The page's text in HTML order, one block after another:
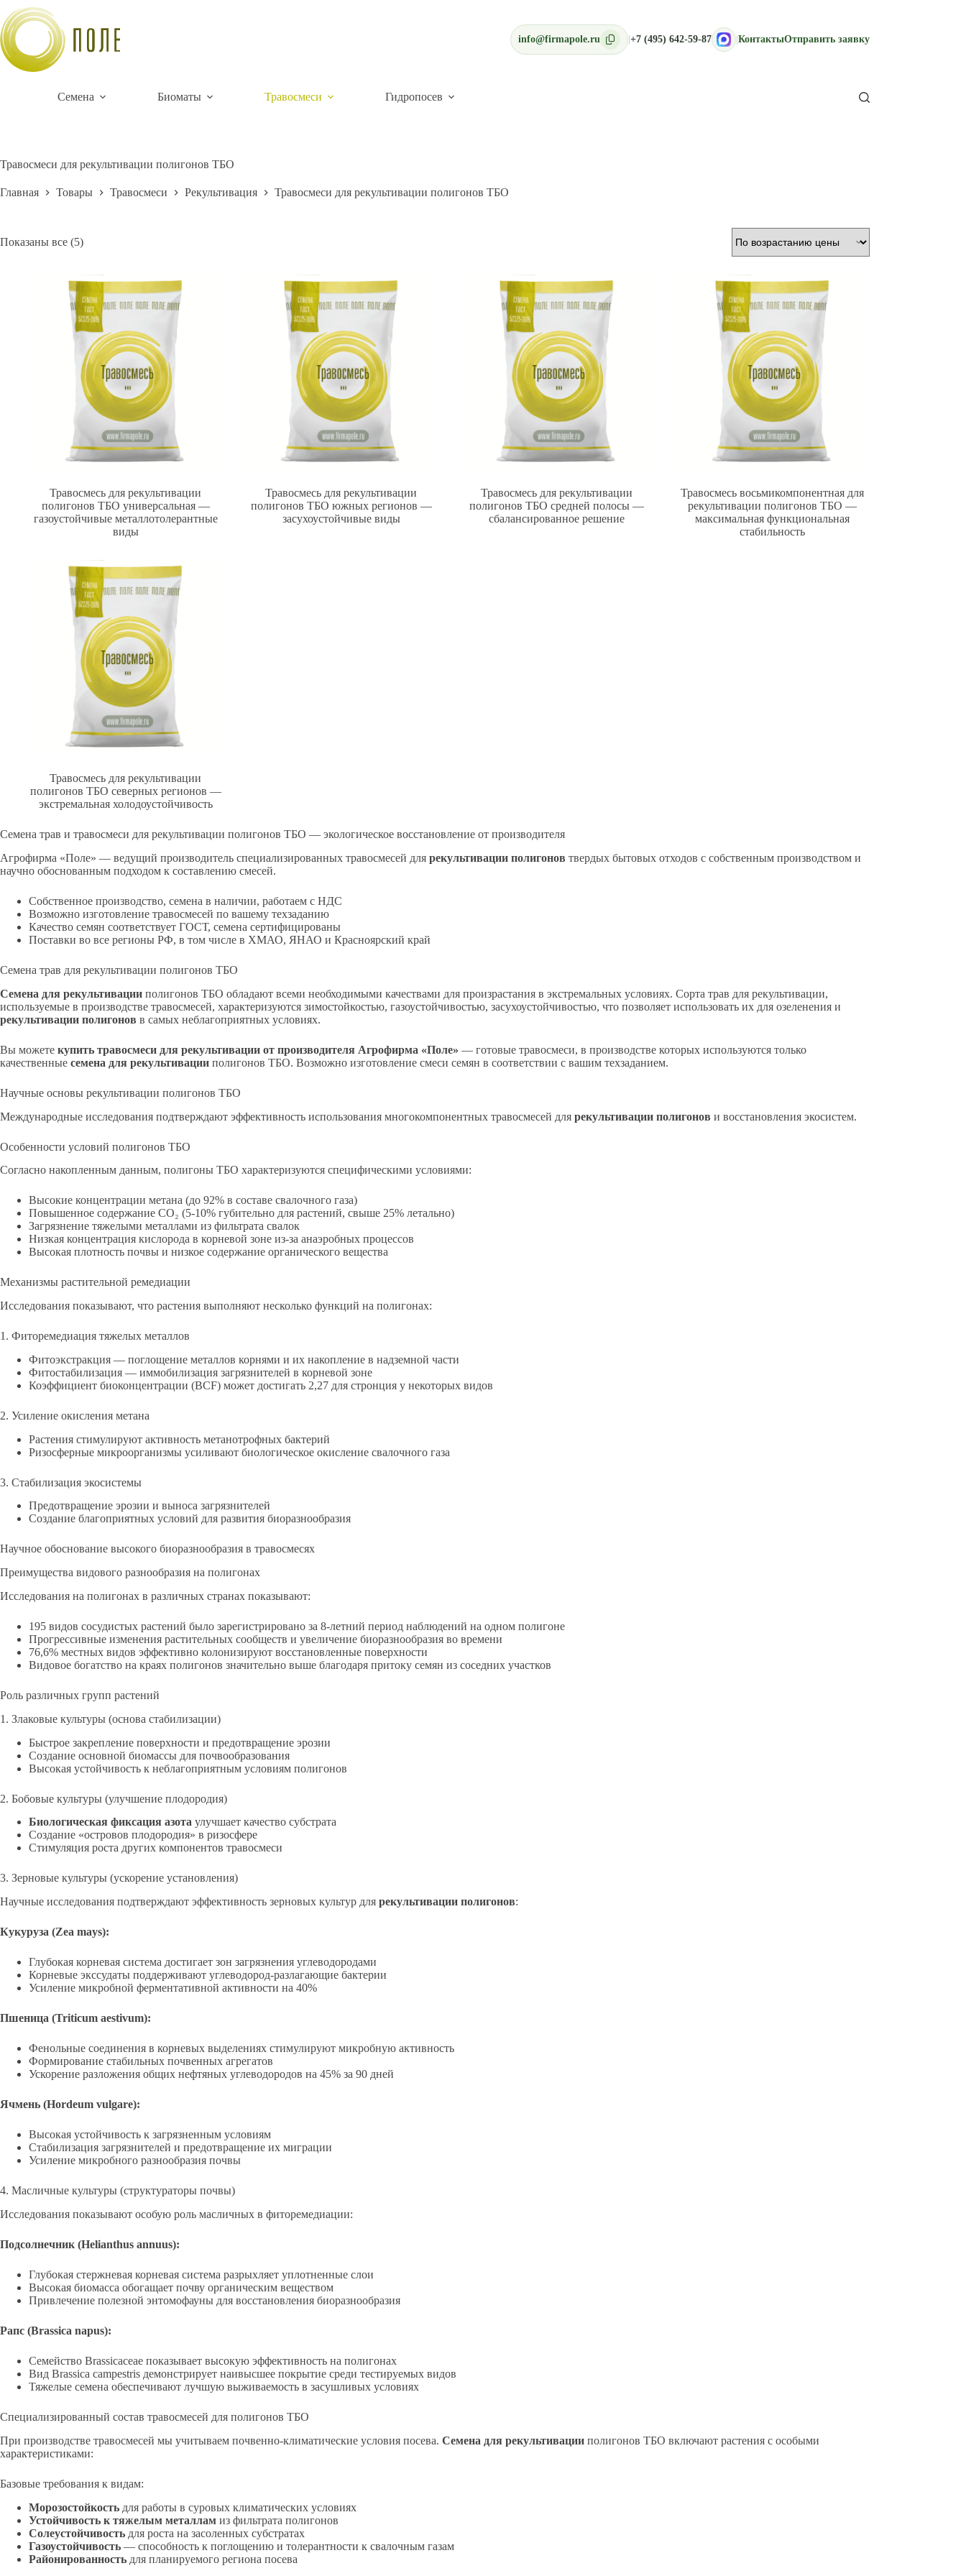
Перейти
сути
info@firmapole.ru | +7 (495) 642-59-87 | КонтактыОтправить заявку
Семена Биоматы Травосмеси Гидропосев
Травосмеси для рекультивации полигонов ТБО
Главная Товары Травосмеси Рекультивация Травосмеси для рекультивации полигонов ТБО
Показаны все (5)Цены:
Травосмесь для рекультивации
полигонов ТБО универсальная —
газоустойчивые металлотолерантные
виды
Травосмесь для рекультивации
полигонов ТБО южных регионов —
засухоустойчивые виды
Травосмесь для рекультивации
полигонов ТБО средней полосы —
сбалансированное решение
Травосмесь восьмикомпонентная для
рекультивации полигонов ТБО —
максимальная функциональная
стабильность
Травосмесь для рекультивации
полигонов ТБО северных регионов —
экстремальная холодоустойчивость
Семена трав и травосмеси для рекультивации полигонов ТБО — экологическое восстановление от производителя
Агрофирма «Поле» — ведущий производитель специализированных травосмесей для рекультивации полигонов твердых бытовых отходов с собственным производством и
научно обоснованным подходом к составлению смесей.
Собственное производство, семена в наличии, работаем с НДС
Возможно изготовление травосмесей по вашему техзаданию
Качество семян соответствует ГОСТ, семена сертифицированы
Поставки во все регионы РФ, в том числе в ХМАО, ЯНАО и Красноярский край
Семена трав для рекультивации полигонов ТБО
Семена для рекультивации полигонов ТБО обладают всеми необходимыми качествами для произрастания в экстремальных условиях. Сорта трав для рекультивации,
используемые в производстве травосмесей, характеризуются зимостойкостью, газоустойчивостью, засухоустойчивостью, что позволяет использовать их для озеленения и
рекультивации полигонов в самых неблагоприятных условиях.
Вы можете купить травосмеси для рекультивации от производителя Агрофирма «Поле» — готовые травосмеси, в производстве которых используются только
качественные семена для рекультивации полигонов ТБО. Возможно изготовление смеси семян в соответствии с вашим техзаданием.
Научные основы рекультивации полигонов ТБО
Международные исследования подтверждают эффективность использования многокомпонентных травосмесей для рекультивации полигонов и восстановления экосистем.
Особенности условий полигонов ТБО
Согласно накопленным данным, полигоны ТБО характеризуются специфическими условиями:
Высокие концентрации метана (до 92% в составе свалочного газа)
Повышенное содержание CO₂ (5-10% губительно для растений, свыше 25% летально)
Загрязнение тяжелыми металлами из фильтрата свалок
Низкая концентрация кислорода в корневой зоне из-за анаэробных процессов
Высокая плотность почвы и низкое содержание органического вещества
Механизмы растительной ремедиации
Исследования показывают, что растения выполняют несколько функций на полигонах:
1. Фиторемедиация тяжелых металлов
Фитоэкстракция — поглощение металлов корнями и их накопление в надземной части
Фитостабилизация — иммобилизация загрязнителей в корневой зоне
Коэффициент биоконцентрации (BCF) может достигать 2,27 для стронция у некоторых видов
2. Усиление окисления метана
Растения стимулируют активность метанотрофных бактерий
Ризосферные микроорганизмы усиливают биологическое окисление свалочного газа
3. Стабилизация экосистемы
Предотвращение эрозии и выноса загрязнителей
Создание благоприятных условий для развития биоразнообразия
Научное обоснование высокого биоразнообразия в травосмесях
Преимущества видового разнообразия на полигонах
Исследования на полигонах в различных странах показывают:
195 видов сосудистых растений было зарегистрировано за 8-летний период наблюдений на одном полигоне
Прогрессивные изменения растительных сообществ и увеличение биоразнообразия во времени
76,6% местных видов эффективно колонизируют восстановленные поверхности
Видовое богатство на краях полигонов значительно выше благодаря притоку семян из соседних участков
Роль различных групп растений
1. Злаковые культуры (основа стабилизации)
Быстрое закрепление поверхности и предотвращение эрозии
Создание основной биомассы для почвообразования
Высокая устойчивость к неблагоприятным условиям полигонов
2. Бобовые культуры (улучшение плодородия)
Биологическая фиксация азота улучшает качество субстрата
Создание «островов плодородия» в ризосфере
Стимуляция роста других компонентов травосмеси
3. Зерновые культуры (ускорение установления)
Научные исследования подтверждают эффективность зерновых культур для рекультивации полигонов:
Кукуруза (Zea mays):
Глубокая корневая система достигает зон загрязнения углеводородами
Корневые экссудаты поддерживают углеводород-разлагающие бактерии
Усиление микробной ферментативной активности на 40%
Пшеница (Triticum aestivum):
Фенольные соединения в корневых выделениях стимулируют микробную активность
Формирование стабильных почвенных агрегатов
Ускорение разложения общих нефтяных углеводородов на 45% за 90 дней
Ячмень (Hordeum vulgare):
Высокая устойчивость к загрязненным условиям
Стабилизация загрязнителей и предотвращение их миграции
Усиление микробного разнообразия почвы
4. Масличные культуры (структураторы почвы)
Исследования показывают особую роль масличных в фиторемедиации:
Подсолнечник (Helianthus annuus):
Глубокая стержневая корневая система разрыхляет уплотненные слои
Высокая биомасса обогащает почву органическим веществом
Привлечение полезной энтомофауны для восстановления биоразнообразия
Рапс (Brassica napus):
Семейство Brassicaceae показывает высокую эффективность на полигонах
Вид Brassica campestris демонстрирует наивысшее покрытие среди тестируемых видов
Тяжелые семена обеспечивают лучшую выживаемость в засушливых условиях
Специализированный состав травосмесей для полигонов ТБО
При производстве травосмесей мы учитываем почвенно-климатические условия посева. Семена для рекультивации полигонов ТБО включают растения с особыми
характеристиками:
Базовые требования к видам:
Морозостойкость для работы в суровых климатических условиях
Устойчивость к тяжелым металлам из фильтрата полигонов
Солеустойчивость для роста на засоленных субстратах
Газоустойчивость — способность к поглощению и толерантности к свалочным газам
Районированность для планируемого региона посева